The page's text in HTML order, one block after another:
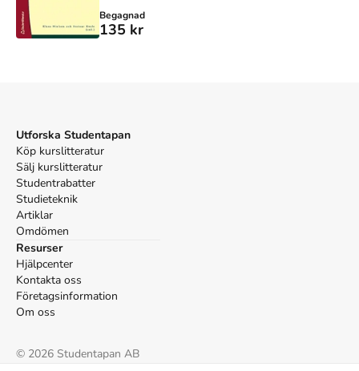
Begagnad
135 kr
Utforska Studentapan
Köp kurslitteratur
Sälj kurslitteratur
Studentrabatter
Studieteknik
Artiklar
Omdömen
Resurser
Hjälpcenter
Kontakta oss
Företagsinformation
Om oss
© 2026 Studentapan AB